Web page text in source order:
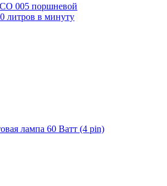
005 поршневой
литров в минуту
лампа 60 Ватт (4 pin)